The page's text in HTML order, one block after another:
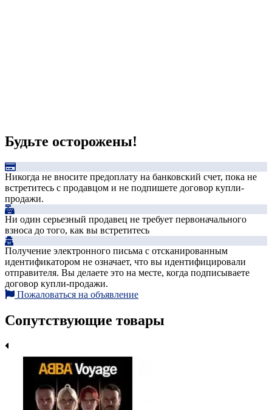
Будьте осторожены!
Никогда не вносите предоплату на банковский счет, пока не
встретитесь с продавцом и не подпишете договор купли-
продажи.
Ни один серьезный продавец не требует первоначального
взноса до того, как вы встретитесь
Получение электронного письма с отсканированным
идентификатором не означает, что вы идентифицировали
отправителя. Вы делаете это на месте, когда подписываете
договор купли-продажи.
Пожаловаться на объявление
Сопутствующие товары